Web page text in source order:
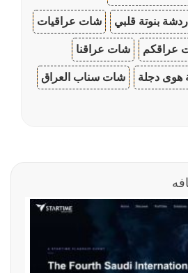
بنوتة قلبي شات عراقيات
عراقكم شات عراقنا
هوى دجلة شات سناب العراق